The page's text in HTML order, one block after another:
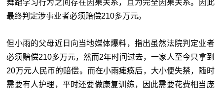
舞蹈学习行为之间存在因果关系，且为完全因果关系。因此
最终判定涉事业者必须赔偿210多万元。
但小雨的父母近日向当地媒体爆料，指出虽然法院判定业者
必须赔偿210多万元，然而2年时间过去，一家人至今只拿到
20万元人民币的赔偿。而在小雨瘫痪后，大小便失禁，随时
需要有人护理，平时还要做康复训练，因此需要花费相当庞